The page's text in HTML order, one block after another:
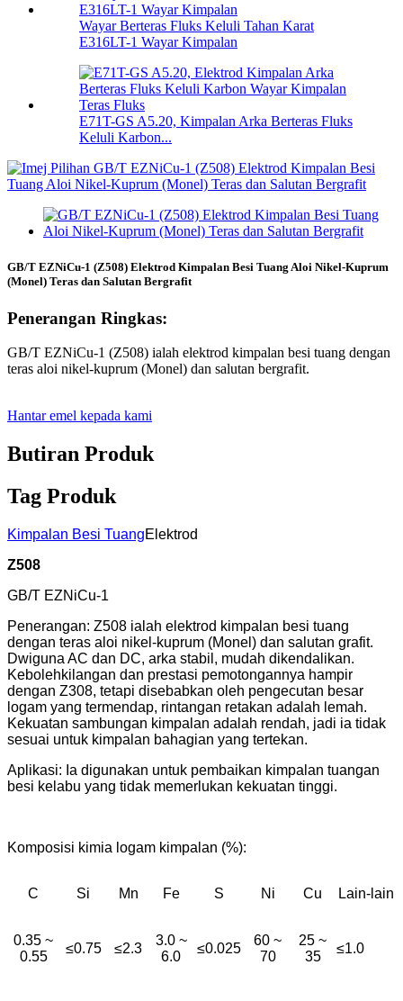
Wayar Berteras Fluks Keluli Tahan Karat
E316LT-1 Wayar Kimpalan
E71T-GS A5.20, Kimpalan Arka Berteras Fluks
Keluli Karbon...
GB/T EZNiCu-1 (Z508) Elektrod Kimpalan Besi Tuang Aloi Nikel-Kuprum
(Monel) Teras dan Salutan Bergrafit
Penerangan Ringkas:
GB/T EZNiCu-1 (Z508) ialah elektrod kimpalan besi tuang dengan
teras aloi nikel-kuprum (Monel) dan salutan bergrafit.
Hantar emel kepada kami
Butiran Produk
Tag Produk
Kimpalan Besi TuangElektrod
Z508
GB/T EZNiCu-1
Penerangan: Z508 ialah elektrod kimpalan besi tuang
dengan teras aloi nikel-kuprum (Monel) dan salutan grafit.
Dwiguna AC dan DC, arka stabil, mudah dikendalikan.
Kebolehkilangan dan prestasi pemotongannya hampir
dengan Z308, tetapi disebabkan oleh pengecutan besar
logam yang termendap, rintangan retakan adalah lemah.
Kekuatan sambungan kimpalan adalah rendah, jadi ia tidak
sesuai untuk kimpalan bahagian yang tertekan.
Aplikasi: Ia digunakan untuk pembaikan kimpalan tuangan
besi kelabu yang tidak memerlukan kekuatan tinggi.
Komposisi kimia logam kimpalan (%):
C Si Mn Fe S Ni Cu Lain-lain
0.35 ~
0.55
≤0.75 ≤2.3
3.0 ~
6.0
≤0.025
60 ~
70
25 ~
35
≤1.0